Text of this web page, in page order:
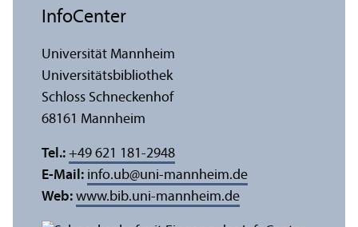
InfoCenter
Universität Mannheim
Universitäts­bibliothek
Schloss Schneckenhof
68161 Mannheim
Tel.: +49 621 181-2948
E-Mail: info.ub@uni-mannheim.de
Web: www.bib.uni-mannheim.de